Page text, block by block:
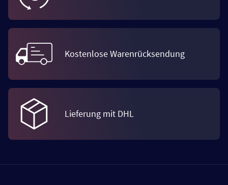
Kostenlose Warenrücksendung
Lieferung mit DHL